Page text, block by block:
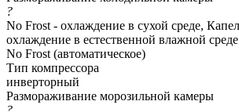
?
No Frost - охлаждение в сухой среде,
охлаждение в естественной влажной среде
No Frost (автоматическое)
Тип компрессора
инверторный
Размораживание морозильной камеры